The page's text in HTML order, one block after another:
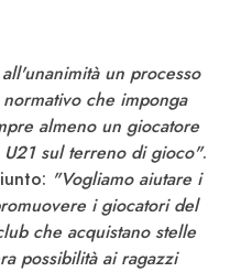
un processo
che imponga
almeno un giocatore
sul terreno di gioco".
"Vogliamo aiutare i
i giocatori del
che acquistano stelle
possibilità ai ragazzi